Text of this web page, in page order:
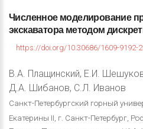
Численноемоделирование
экскаватораметодом
https://doi.org/10.30686/1609-9192-
В.А. Плащинский, Е.И.
Д.А. Шибанов, С.Л. Иванов
Санкт-Петербургский горный
Екатерины II, г. Санкт-Петербург,